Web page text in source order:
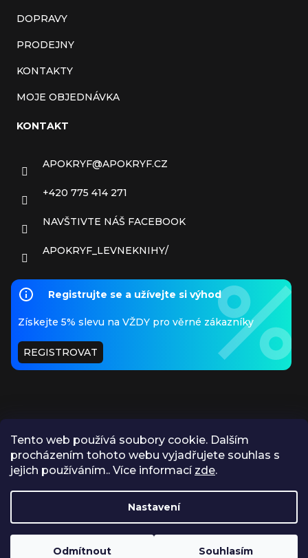
Tento web používá soubory cookie. Dalším
procházením tohoto webu vyjadřujete souhlas s
jejich používáním.. Více informací zde.
Nastavení
Odmítnout Souhlasím
DOPRAVY
PRODEJNY
KONTAKTY
MOJE OBJEDNÁVKA
KONTAKT
APOKRYF@APOKRYF.CZ
+420 775 414 271
NAVŠTIVTE NÁŠ FACEBOOK
APOKRYF_LEVNEKNIHY/
Registrujte se a užívejte si výhod
Získejte 5% slevu na VŽDY pro věrné zákazníky
REGISTROVAT
PŘIJÍMÁME ONLINE PLATBY